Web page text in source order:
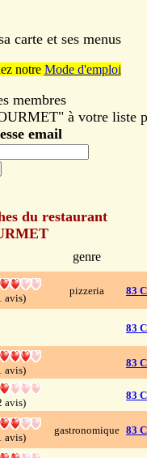
carte et ses menus
notre Mode d'emploi
membres
à votre liste
email
du restaurant
genre
avis)
pizzeria 83
83
avis)
83
avis)
83
avis)
gastronomique 83